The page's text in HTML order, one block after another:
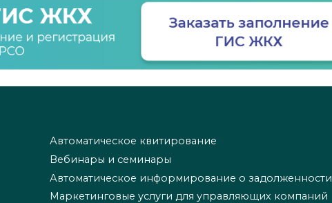
Автоматическое квитирование
Вебинары и семинары
Автоматическое информирование о задолженности
Маркетинговые услуги для управляющих компаний